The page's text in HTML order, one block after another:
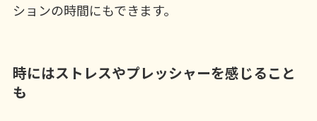
ションの時間にもできます。
時にはストレスやプレッシャーを感じること
も